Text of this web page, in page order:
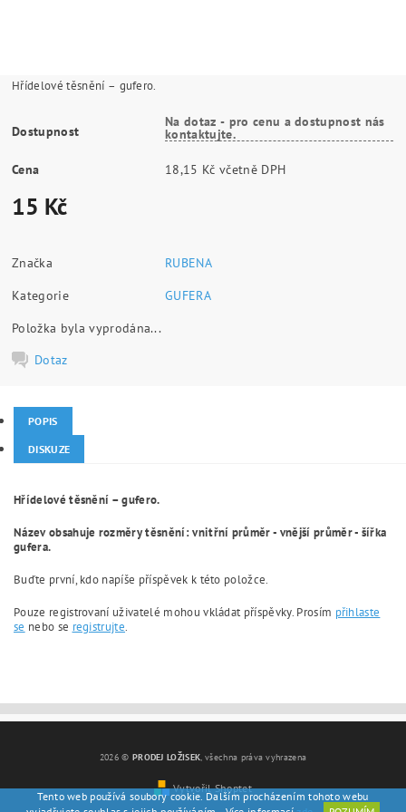
Hřídelové těsnění – gufero.
Dostupnost
Na dotaz - pro cenu a dostupnost nás
kontaktujte.
Cena 18,15 Kč včetně DPH
15 Kč
Značka
RUBENA
Kategorie
GUFERA
Položka byla vyprodána...
Dotaz
POPIS
DISKUZE
Hřídelové těsnění – gufero.
Název obsahuje rozměry těsnění: vnitřní průměr - vnější průměr - šířka
gufera.
Buďte první, kdo napíše příspěvek k této položce.
Pouze registrovaní uživatelé mohou vkládat příspěvky. Prosím přihlaste
se nebo se registrujte.
2026 © PRODEJ LOŽISEK, všechna práva vyhrazena
Vytvořil Shoptet
Tento web používá soubory cookie. Dalším procházením tohoto webu